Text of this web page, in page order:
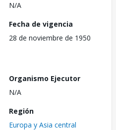
N/A
Fecha de vigencia
28 de noviembre de 1950
Organismo Ejecutor
N/A
Región
Europa y Asia central